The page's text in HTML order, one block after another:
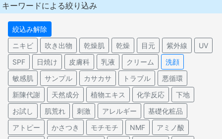
キーワードによる絞り込み
絞込み解除
ニキビ
吹き出物 乾燥肌 乾燥 目元 紫外線
UV
SPF
日焼け 皮膚科 乳液 クリーム
洗顔
敏感肌
サンプル カサカサ トラブル
悪循環
新陳代謝
天然成分 植物エキス 化学反応
下地
お試し
肌荒れ 刺激 アレルギー
基礎化粧品
アトピー
かさつき モチモチ NMF アミノ酸